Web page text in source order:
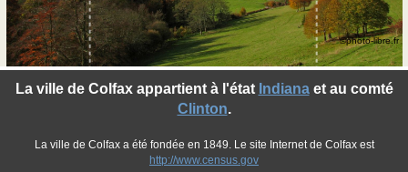
La ville de Colfax appartient à l'état Indianaet au comté
Clinton.
La ville de Colfax a été fondée en 1849. Le site Internet de Colfax est
http://www.census.gov
©photo-libre.fr